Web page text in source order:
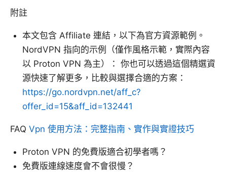
附註
本文包含 Affiliate 連結，以下為官方資源範例。
NordVPN 指向的示例（僅作風格示範，實際內容
以 Proton VPN 為主）： 你也可以透過這個精選資
源快速了解更多，比較與選擇合適的方案：
https://go.nordvpn.net/aff_c?
offer_id=15&aff_id=132441
FAQ Vpn 使用方法：完整指南、實作與實證技巧
Proton VPN 的免費版適合初學者嗎？
免費版連線速度會不會很慢？